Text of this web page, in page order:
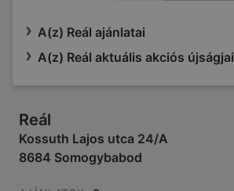
A(z) Reál ajánlatai
A(z) Reál aktuális akciós újságjai
Reál
Kossuth Lajos utca 24/A
8684 Somogybabod